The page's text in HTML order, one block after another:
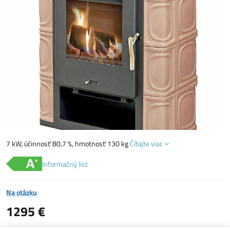
7 kW, účinnosť 80,7 %, hmotnosť 130 kgČítajte viac
Informačný list
Na otázku
1295 €